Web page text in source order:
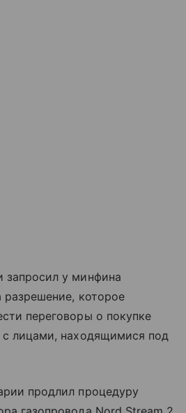
у минфина
разрешение, которое
переговоры о покупке
с лицами, находящимися под
продлил процедуру